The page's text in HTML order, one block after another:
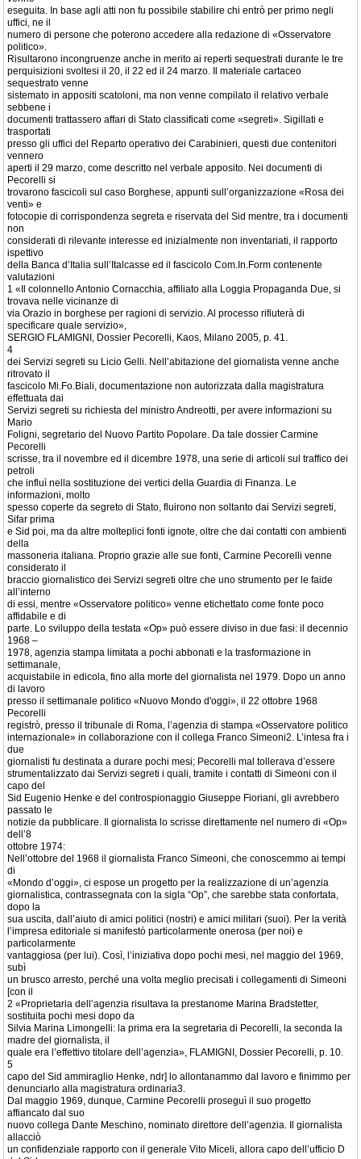
eseguita. In base agli atti non fu possibile stabilire chi entrò per primo negli
uffici, ne il
numero di persone che poterono accedere alla redazione di «Osservatore
politico».
Risultarono incongruenze anche in merito ai reperti sequestrati durante le tre
perquisizioni svoltesi il 20, il 22 ed il 24 marzo. Il materiale cartaceo
sequestrato venne
sistemato in appositi scatoloni, ma non venne compilato il relativo verbale
sebbene i
documenti trattassero affari di Stato classificati come «segreti». Sigillati e
trasportati
presso gli uffici del Reparto operativo dei Carabinieri, questi due contenitori
vennero
aperti il 29 marzo, come descritto nel verbale apposito. Nei documenti di
Pecorelli si
trovarono fascicoli sul caso Borghese, appunti sull’organizzazione «Rosa dei
venti» e
fotocopie di corrispondenza segreta e riservata del Sid mentre, tra i documenti
non
considerati di rilevante interesse ed inizialmente non inventariati, il rapporto
ispettivo
della Banca d’Italia sull’Italcasse ed il fascicolo Com.In.Form contenente
valutazioni
1 «Il colonnello Antonio Cornacchia, affiliato alla Loggia Propaganda Due, si
trovava nelle vicinanze di
via Orazio in borghese per ragioni di servizio. Al processo rifiuterà di
specificare quale servizio»,
SERGIO FLAMIGNI, Dossier Pecorelli, Kaos, Milano 2005, p. 41.
4
dei Servizi segreti su Licio Gelli. Nell’abitazione del giornalista venne anche
ritrovato il
fascicolo Mi.Fo.Biali, documentazione non autorizzata dalla magistratura
effettuata dai
Servizi segreti su richiesta del ministro Andreotti, per avere informazioni su
Mario
Foligni, segretario del Nuovo Partito Popolare. Da tale dossier Carmine
Pecorelli
scrisse, tra il novembre ed il dicembre 1978, una serie di articoli sul traffico dei
petroli
che influì nella sostituzione dei vertici della Guardia di Finanza. Le
informazioni, molto
spesso coperte da segreto di Stato, fluirono non soltanto dai Servizi segreti,
Sifar prima
e Sid poi, ma da altre molteplici fonti ignote, oltre che dai contatti con ambienti
della
massoneria italiana. Proprio grazie alle sue fonti, Carmine Pecorelli venne
considerato il
braccio giornalistico dei Servizi segreti oltre che uno strumento per le faide
all’interno
di essi, mentre «Osservatore politico» venne etichettato come fonte poco
affidabile e di
parte. Lo sviluppo della testata «Op» può essere diviso in due fasi: il decennio
1968 –
1978, agenzia stampa limitata a pochi abbonati e la trasformazione in
settimanale,
acquistabile in edicola, fino alla morte del giornalista nel 1979. Dopo un anno
di lavoro
presso il settimanale politico «Nuovo Mondo d'oggi», il 22 ottobre 1968
Pecorelli
registrò, presso il tribunale di Roma, l’agenzia di stampa «Osservatore politico
internazionale» in collaborazione con il collega Franco Simeoni2. L’intesa fra i
due
giornalisti fu destinata a durare pochi mesi; Pecorelli mal tollerava d’essere
strumentalizzato dai Servizi segreti i quali, tramite i contatti di Simeoni con il
capo del
Sid Eugenio Henke e del controspionaggio Giuseppe Fioriani, gli avrebbero
passato le
notizie da pubblicare. Il giornalista lo scrisse direttamente nel numero di «Op»
dell’8
ottobre 1974:
Nell’ottobre del 1968 il giornalista Franco Simeoni, che conoscemmo ai tempi
di
«Mondo d’oggi», ci espose un progetto per la realizzazione di un’agenzia
giornalistica, contrassegnata con la sigla “Op”, che sarebbe stata confortata,
dopo la
sua uscita, dall’aiuto di amici politici (nostri) e amici militari (suoi). Per la verità
l’impresa editoriale si manifestò particolarmente onerosa (per noi) e
particolarmente
vantaggiosa (per lui). Così, l’iniziativa dopo pochi mesi, nel maggio del 1969,
subì
un brusco arresto, perché una volta meglio precisati i collegamenti di Simeoni
[con il
2 «Proprietaria dell’agenzia risultava la prestanome Marina Bradstetter,
sostituita pochi mesi dopo da
Silvia Marina Limongelli: la prima era la segretaria di Pecorelli, la seconda la
madre del giornalista, il
quale era l’effettivo titolare dell’agenzia», FLAMIGNI, Dossier Pecorelli, p. 10.
5
capo del Sid ammiraglio Henke, ndr] lo allontanammo dal lavoro e finimmo per
denunciarlo alla magistratura ordinaria3.
Dal maggio 1969, dunque, Carmine Pecorelli proseguì il suo progetto
affiancato dal suo
nuovo collega Dante Meschino, nominato direttore dell’agenzia. Il giornalista
allacciò
un confidenziale rapporto con il generale Vito Miceli, allora capo dell’ufficio D